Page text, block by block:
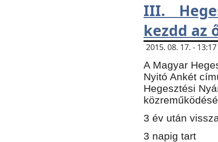
III.
kezdd az
2015. 08. 17. -
A Magyar
Nyitó Ankét
Hegesztési
3 év után
3 napig tart